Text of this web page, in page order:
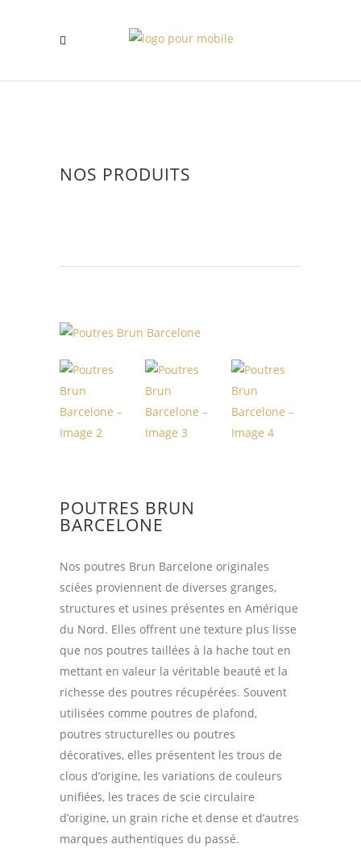
NOS PRODUITS
POUTRES BRUN
BARCELONE
Nos poutres Brun Barcelone originales
sciées proviennent de diverses granges,
structures et usines présentes en Amérique
du Nord. Elles offrent une texture plus lisse
que nos poutres taillées à la hache tout en
mettant en valeur la véritable beauté et la
richesse des poutres récupérées. Souvent
utilisées comme poutres de plafond,
poutres structurelles ou poutres
décoratives, elles présentent les trous de
clous d’origine, les variations de couleurs
unifiées, les traces de scie circulaire
d’origine, un grain riche et dense et d’autres
marques authentiques du passé.